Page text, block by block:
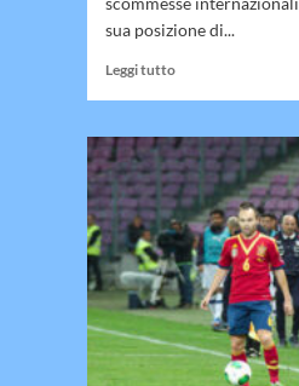
sua posizione di...
Leggi tuttoLeggi
su
Le
grandi
ambizioni
di
per
il
2025